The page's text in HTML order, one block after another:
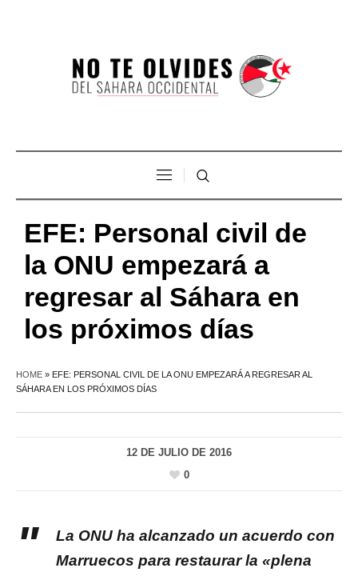
EFE: Personal civil de
la ONU empezará a
regresar al Sáhara en
los próximos días
HOME » EFE: PERSONAL CIVIL DE LA ONU EMPEZARÁ A REGRESAR AL
SÁHARA EN LOS PRÓXIMOS DÍAS
12 DE JULIO DE 2016
0
La ONU ha alcanzado un acuerdo con
Marruecos para restaurar la «plena